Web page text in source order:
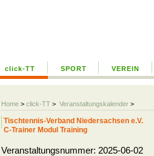
click-TT SPORT VEREIN
Home > click-TT > Veranstaltungskalender >
Tischtennis-Verband Niedersachsen e.V.
C-Trainer Modul Training
Veranstaltungsnummer: 2025-06-02